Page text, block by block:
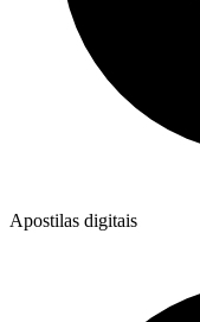
Apostilas digitais